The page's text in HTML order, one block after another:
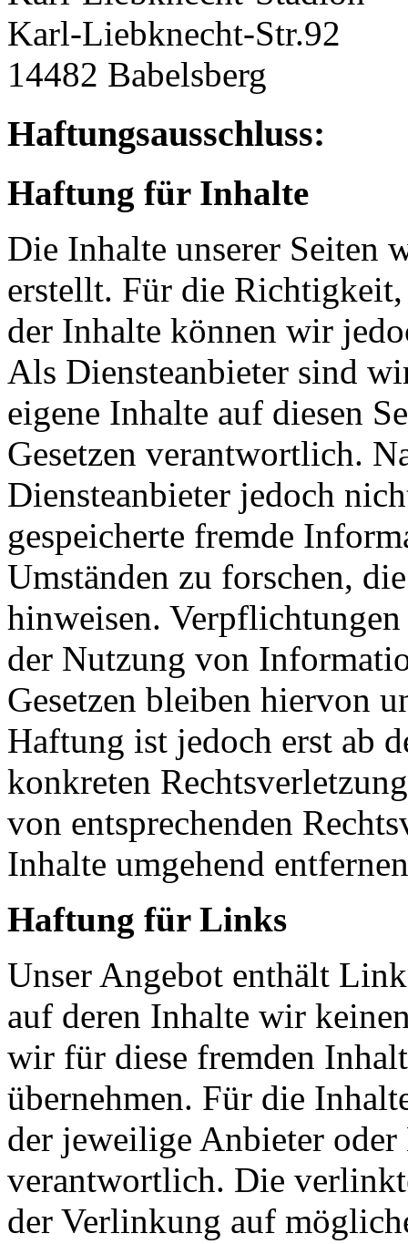
Karl-Liebknecht-Str.92
14482 Babelsberg
Haftungsausschluss:
Haftung für Inhalte
Die Inhalte unserer Seiten
erstellt. Für die
der Inhalte können wir
Als Diensteanbieter sind
eigene Inhalte auf diesen
Gesetzen verantwortlich.
Diensteanbieter jedoch
gespeicherte fremde
Umständen zu forschen,
hinweisen.
der Nutzung von
Gesetzen bleiben hiervon
Haftung ist jedoch erst ab
konkreten
von entsprechenden
Inhalte umgehend
Haftung für Links
Unser Angebot enthält
auf deren Inhalte wir
wir für diese fremden
übernehmen. Für die
der jeweilige Anbieter oder
verantwortlich. Die
der Verlinkung auf